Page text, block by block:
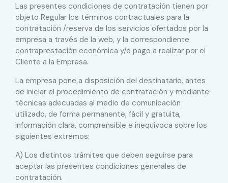
Las presentes condiciones de contratación tienen por
objeto Regular los términos contractuales para la
contratación /reserva de los servicios ofertados por la
empresa a través de la web, y la correspondiente
contraprestación económica y/o pago a realizar por el
Cliente a la Empresa.
La empresa pone a disposición del destinatario, antes
de iniciar el procedimiento de contratación y mediante
técnicas adecuadas al medio de comunicación
utilizado, de forma permanente, fácil y gratuita,
información clara, comprensible e inequívoca sobre los
siguientes extremos:
A) Los distintos trámites que deben seguirse para
aceptar las presentes condiciones generales de
contratación.